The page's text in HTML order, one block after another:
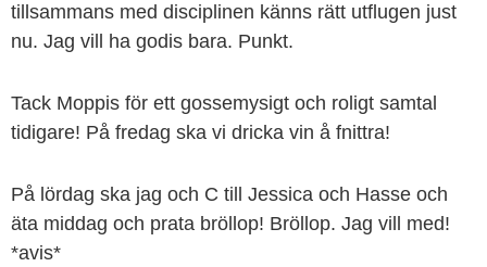
tillsammans med disciplinen känns rätt utflugen just
nu. Jag vill ha godis bara. Punkt.
Tack Moppis för ett gossemysigt och roligt samtal
tidigare! På fredag ska vi dricka vin å fnittra!
På lördag ska jag och C till Jessica och Hasse och
äta middag och prata bröllop! Bröllop. Jag vill med!
*avis*